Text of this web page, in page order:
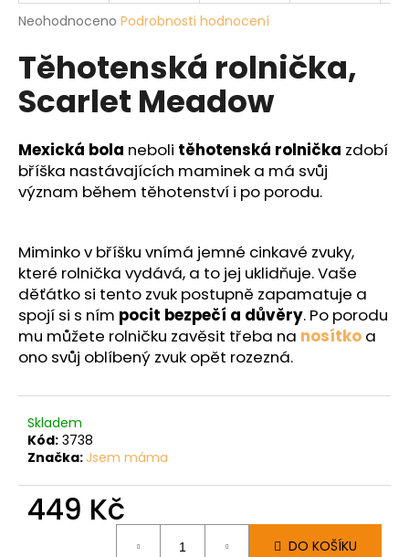
Průměrné
produktu
0,0
z
hvězdiček.
Neohodnoceno Podrobnosti hodnocení
Těhotenská rolnička,
Scarlet Meadow
Mexická bola neboli těhotenská rolnička zdobí
bříška nastávajících maminek a má svůj
význam během těhotenství i po porodu.
Miminko v bříšku vnímá jemné cinkavé zvuky,
které rolnička vydává, a to jej uklidňuje. Vaše
děťátko si tento zvuk postupně zapamatuje a
spojí si s ním pocit bezpečí a důvěry. Po porodu
mu můžete rolničku zavěsit třeba na nosítko a
ono svůj oblíbený zvuk opět rozezná.
Skladem
Kód: 3738
Značka: Jsem máma
449 Kč
DO KOŠÍKU
o
r
u
č
u
j
m
e